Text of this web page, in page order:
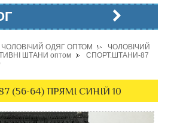
ЧОЛОВІЧИЙ ОДЯГ ОПТОМ
ЧОЛОВІЧИЙ
ШТАНИ оптом
СПОРТ.ШТАНИ-87
(56-64) ПРЯМІ СИНІЙ 10